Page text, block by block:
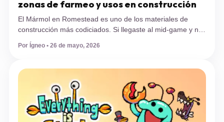
zonas de farmeo y usos en construcción
El Mármol en Romestead es uno de los materiales de
construcción más codiciados. Si llegaste al mid-game y no
sabes dónde farmearlo, esta guía te dice exactamente
dónde buscarlo, qué necesitas para recolectarlo y en qué
supervivencia y construcción de aldeas ambientado en una
versión […]
Por Ígneo • 26 de mayo, 2026